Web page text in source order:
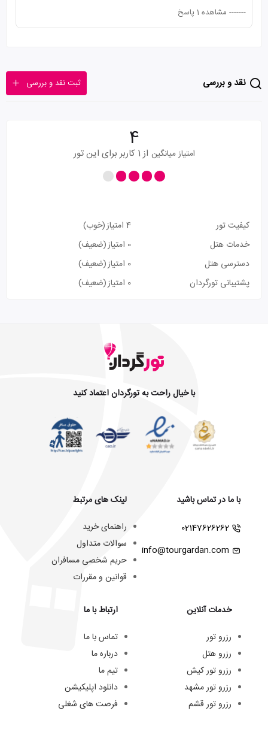
------- مشاهده 1 پاسخ
نقد و بررسی ثبت نقد و بررسی
4
امتیاز میانگین از 1 کاربر برای این تور
کیفیت تور 4 امتیاز
(خوب)
خدمات هتل
0 امتیاز
(ضعیف)
دسترسی هتل
0 امتیاز
(ضعیف)
پشتیبانی تورگردان
0 امتیاز (ضعیف)
با خیال راحت به تورگردان اعتماد کنید
با ما در تماس باشید
02147626262
info@tourgardan.com
خدمات آنلاین
رزرو تور
رزرو هتل
رزرو تور کیش
رزرو تور مشهد
رزرو تور قشم
لینک های مرتبط
راهنمای خرید
سوالات متداول
حریم شخصی مسافران
قوانین و مقررات
ارتباط با ما
تماس با ما
درباره ما
تیم ما
دانلود اپلیکیشن
فرصت های شغلی